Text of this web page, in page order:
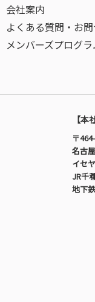
会社案内
よくある質問・お
メンバーズプログラ
【本
〒
名古
イセ
JR千
地下